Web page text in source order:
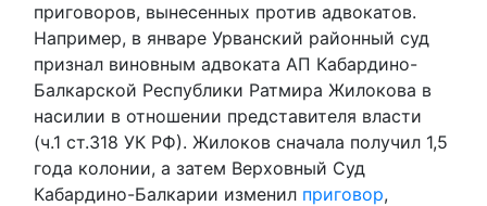
приговоров, вынесенных против адвокатов.
Например, в январе Урванский районный суд
признал виновным адвоката АП Кабардино-
Балкарской Республики Ратмира Жилокова в
насилии в отношении представителя власти
(ч.1 ст.318 УК РФ). Жилоков сначала получил 1,5
года колонии, а затем Верховный Суд
Кабардино-Балкарии изменил приговор,